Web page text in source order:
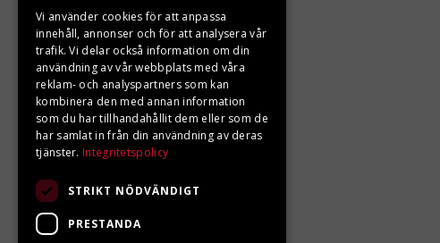
KONTAKTA OSS
Ångra ditt köp
0680-103 60
info@ljungbergsmotor.se
Kolgatan 1C, 842 31 Sveg
Vi använder cookies för att anpassa
innehåll, annonser och för att analysera vår
trafik. Vi delar också information om din
användning av vår webbplats med våra
reklam- och analyspartners som kan
kombinera den med annan information
som du har tillhandahållit dem eller som de
har samlat in från din användning av deras
tjänster. Integritetspolicy
STRIKT NÖDVÄNDIGT
PRESTANDA